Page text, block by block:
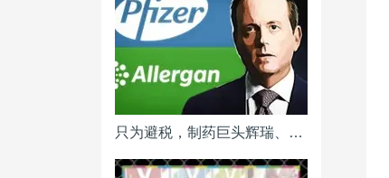
只为避税，制药巨头辉瑞、爱力根 1,600 亿美元合并